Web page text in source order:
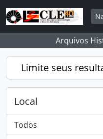
Skip to main content
Arquivos
Limite seus
Local
Todos